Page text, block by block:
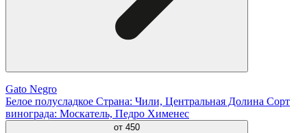
Gato Negro
Белое полусладкое Страна: Чили, Центральная Долина Сорт
винограда: Москатель, Педро Хименес
от 450